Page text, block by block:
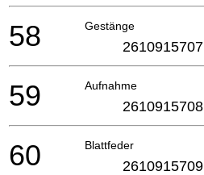
Gestänge
58 2610915707
Aufnahme
59 2610915708
Blattfeder
60 2610915709